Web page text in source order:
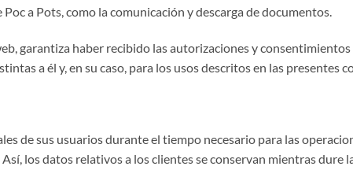
a Pots, como la comunicación y descarga de documentos.
garantiza haber recibido las autorizaciones y
a él y, en su caso, para los usos descritos en las presentes
de sus usuarios durante el tiempo necesario para las
los datos relativos a los clientes se conservan mientras dure